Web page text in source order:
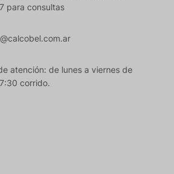
para consultas
atención: de lunes a viernes de
corrido.